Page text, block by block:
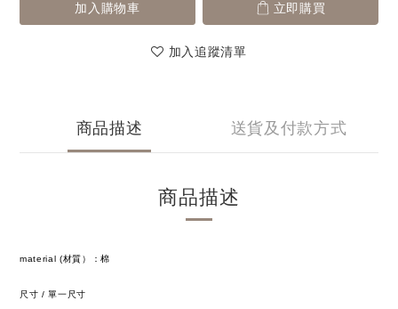
加入購物車 立即購買
加入追蹤清單
商品描述 送貨及付款方式
商品描述
material (材質）：棉
尺寸 / 單一尺寸